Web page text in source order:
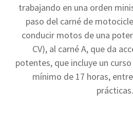
trabajando en una orden
paso del carné de
conducir motos de una
CV), al carné A, que da
potentes, que incluye un
mínimo de 17 horas,
prácticas.